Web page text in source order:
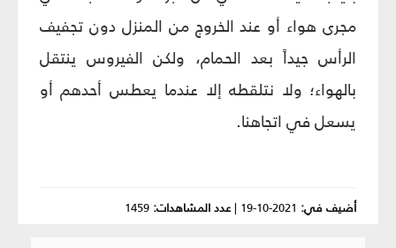
مجرى هواء أو عند الخروج من المنزل دون تجفيف
الرأس جيداً بعد الحمام، ولكن الفيروس ينتقل
بالهواء؛ ولا نتلقطه إلا عندما يعطس أحدهم أو
يسعل في اتجاهنا.
أضيف في: 2021-10-19
|عدد المشاهدات: 1459